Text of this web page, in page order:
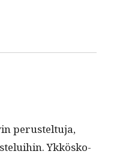
perustel­tu­ja,
Ykkösko­